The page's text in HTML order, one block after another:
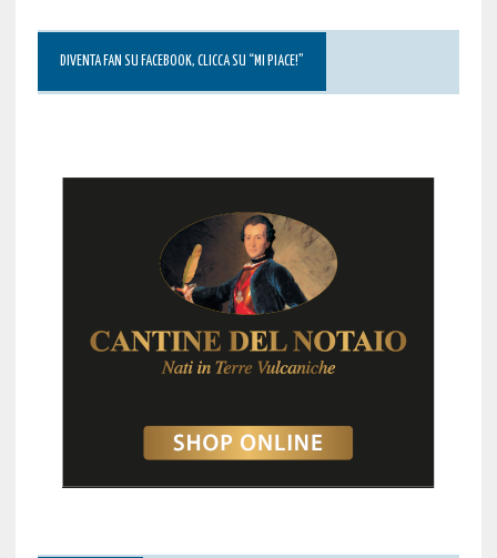
DIVENTA FAN SU FACEBOOK, CLICCA SU “MI PIACE!”